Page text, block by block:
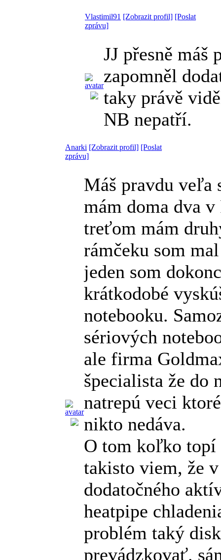
Vlastimil91 [Zobrazit profil] [Poslat
zprávu]
JJ přesně máš
zapomněl
taky právě
NB nepatří.
Anarki [Zobrazit profil] [Poslat
zprávu]
Máš pravdu veľa
mám doma dva v
treťom mám
rámčeku som
jeden som
krátkodobé
notebooku.
sériových
ale firma
špecialista že do
natrepú veci
nikto nedáva.
O tom koľko topí
takisto viem, že
dodatočného
heatpipe
problém taký
prevádzkovať.